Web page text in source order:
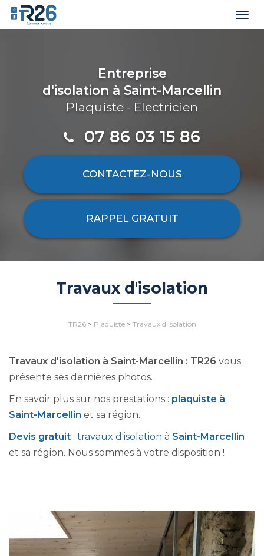
Entreprise
d'isolation à Saint-Marcellin
Plaquiste - Electricien
07 86 03 15 86
CONTACTEZ-NOUS
RAPPEL GRATUIT
Travaux d'isolation
TR26> Plaquiste> Travaux d'isolation
Travaux d'isolation à Saint-Marcellin : TR26 vous
présente ses dernières photos.
En savoir plus sur nos prestations : plaquiste à
Saint-Marcellin et sa région.
Devis gratuit : travaux d'isolation à Saint-Marcellin
et sa région. Nous sommes à votre disposition !